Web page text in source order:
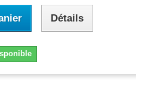
Détails